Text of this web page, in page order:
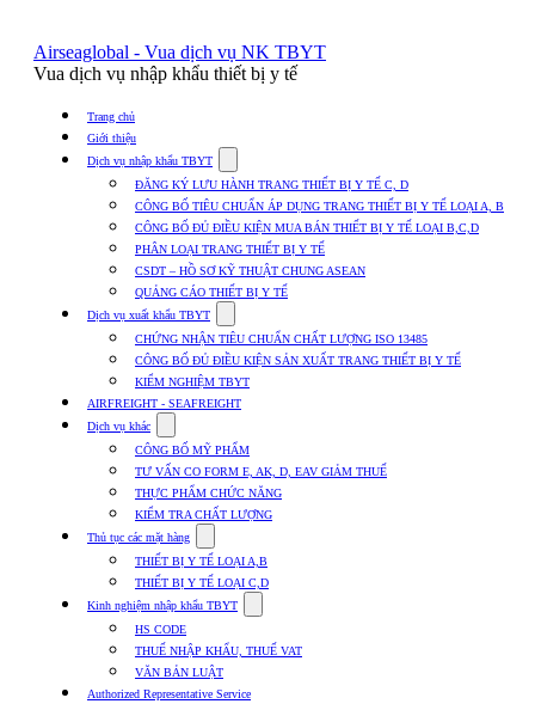
Airseaglobal - Vua dịch vụ NK TBYT
Vua dịch vụ nhập khẩu thiết bị y tế
Trang chủ
Giới thiệu
Dịch vụ nhập khẩu TBYT
submenu
for
Dịch
vụ
nhập
khẩu
TBYT
ĐĂNG KÝ LƯU HÀNH TRANG THIẾT BỊ Y TẾ C, D
CÔNG BỐ TIÊU CHUẨN ÁP DỤNG TRANG THIẾT BỊ Y TẾ LOẠI A, B
CÔNG BỐ ĐỦ ĐIỀU KIỆN MUA BÁN THIẾT BỊ Y TẾ LOẠI B,C,D
PHÂN LOẠI TRANG THIẾT BỊ Y TẾ
CSDT – HỒ SƠ KỸ THUẬT CHUNG ASEAN
QUẢNG CÁO THIẾT BỊ Y TẾ
Dịch vụ xuất khẩu TBYT
submenu
for
Dịch
vụ
xuất
TBYT
CHỨNG NHẬN TIÊU CHUẨN CHẤT LƯỢNG ISO 13485
CÔNG BỐ ĐỦ ĐIỀU KIỆN SẢN XUẤT TRANG THIẾT BỊ Y TẾ
KIỂM NGHIỆM TBYT
AIRFREIGHT - SEAFREIGHT
Dịch vụ khác
submenu
for
Dịch
vụ
khác
CÔNG BỐ MỸ PHẨM
TƯ VẤN CO FORM E, AK, D, EAV GIẢM THUẾ
THỰC PHẨM CHỨC NĂNG
KIỂM TRA CHẤT LƯỢNG
Thủ tục các mặt hàng
submenu
for
Thủ
tục
mặt
hàng
THIẾT BỊ Y TẾ LOẠI A,B
THIẾT BỊ Y TẾ LOẠI C,D
Kinh nghiệm nhập khẩu TBYT
submenu
Kinh
HS CODE
THUẾ NHẬP KHẨU, THUẾ VAT
VĂN BẢN LUẬT
Authorized Representative Service